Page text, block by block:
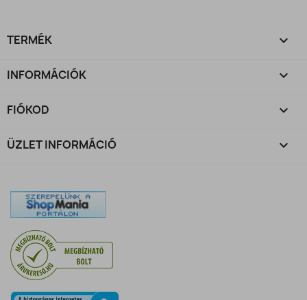
TERMÉK 
INFORMÁCIÓK 
FIÓKOD 
ÜZLET INFORMÁCIÓ keyboard_arrow_down